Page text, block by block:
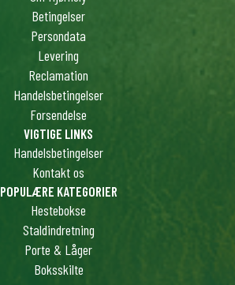
Betingelser
Persondata
Levering
Reclamation
Handelsbetingelser
Forsendelse
VIGTIGE LINKS
Handelsbetingelser
Kontakt os
POPULÆRE KATEGORIER
Hestebokse
Staldindretning
Porte & Låger
Boksskilte